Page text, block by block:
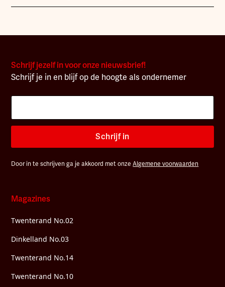
Schrijf jezelf in voor onze nieuwsbrief!
Schrijf je in en blijf op de hoogte als ondernemer
Schrijf in
Door in te schrijven ga je akkoord met onzeAlgemene voorwaarden
Magazines
Twenterand No.02
Dinkelland No.03
Twenterand No.14
Twenterand No.10